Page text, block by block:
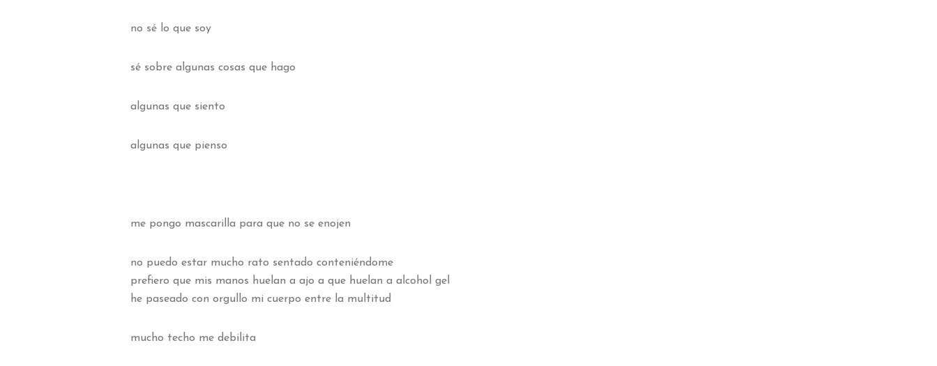
no sé lo que soy
sé sobre algunas cosas que hago
algunas que siento
algunas que pienso
me pongo mascarilla para que no se enojen
no puedo estar mucho rato sentado conteniéndome
prefiero que mis manos huelan a ajo a que huelan a alcohol gel
he paseado con orgullo mi cuerpo entre la multitud
mucho techo me debilita